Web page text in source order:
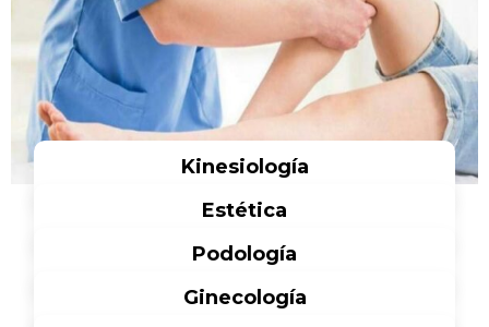
Kinesiología
Estética
Ver más
Podología
Ver más
Ginecología